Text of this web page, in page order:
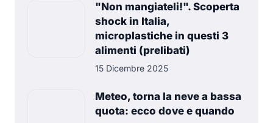
"Non mangiateli!". Scoperta
shock in Italia,
microplastiche in questi 3
alimenti (prelibati)
15 Dicembre 2025
Meteo, torna la neve a bassa
quota: ecco dove e quando